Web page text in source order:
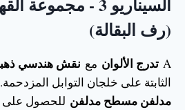
(رف البقالة)
A تدرج الألوان مع نقش هندسي
الثابتة على خلجان التوابل المزدحمة.
مدلفن مسطح مدلفن للحصول على